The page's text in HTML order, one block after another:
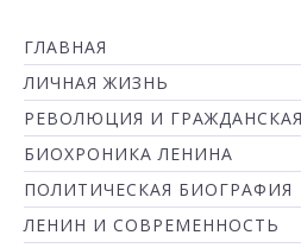
ГЛАВНАЯ
ЛИЧНАЯ ЖИЗНЬ
РЕВОЛЮЦИЯ И
БИОХРОНИКА ЛЕНИНА
ПОЛИТИЧЕСКАЯ БИОГРАФИЯ
ЛЕНИН И СОВРЕМЕННОСТЬ